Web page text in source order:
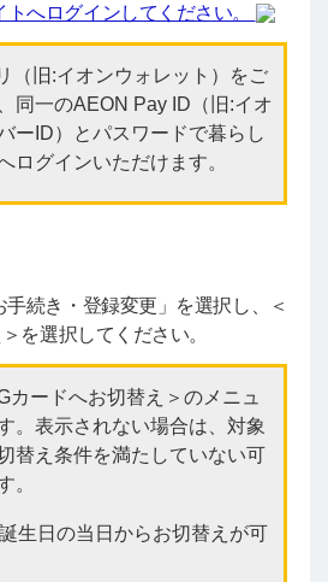
へログインしてください。
（旧:イオンウォレット）をご
同一のAEON Pay ID（旧:イオ
ーID）とパスワードで暮らし
ログインいただけます。
手続き・登録変更」を選択し、＜
を選択してください。
カードへお切替え＞のメニュ
。表示されない場合は、対象
替え条件を満たしていない可
。
生日の当日からお切替えが可